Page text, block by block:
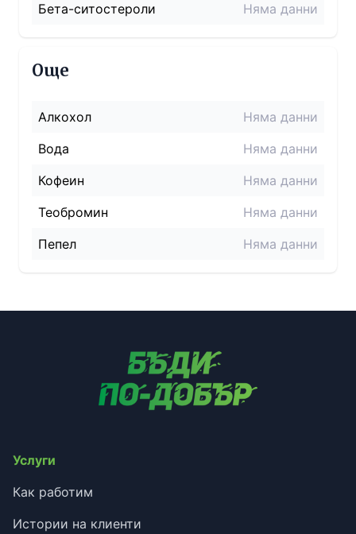
Бета-ситостероли
Няма данни
Още
Алкохол
Няма данни
Вода
Няма данни
Кофеин
Няма данни
Теобромин
Няма данни
Пепел
Няма данни
Услуги
Как работим
Истории на клиенти